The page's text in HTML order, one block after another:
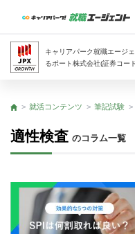
キャリアパーク就職エージ
るポート株式会社(証券コー
トップ
就活コンテンツ 筆記試験
適性検査 のコラム一覧